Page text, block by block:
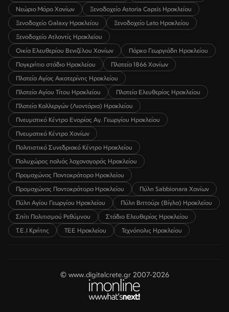
Νεώριο Μόρο Χανίων
Ξενοδοχείο Astoria Capsis Ηρακλείου
Ξενοδοχείο Galaxy Ηρακλείου
Ξενοδοχείο Lato Ηρακλείου
Ξενοδοχείο Ατλαντίς Ηρακλείου
Οικία Ελευθερίου Βενιζέλου Χανίων
Πάρκο Γεωργιάδη Ηρακλείου
Παγκρήτιο στάδιο Ηρακλείου
Πλατεία 1866 Χανίων
Πλατεία Αγίας Αικατερίνης Ηρακλείου
Πλατεία Αγίου Τίτου Ηρακλείου
Πλατεία Ελευθερίας Ηρακλείου
Πλατεία Καλλεργών (Λιοντάρια) Ηρακλείου
Πνευματικό Κέντρο Ενορίας Αγ. Γεωργίου Ηρακλείου
Πνευματικό Κέντρο Χανίων
Πολιτιστικό Συνεδριακό Κέντρο Ηρακλείου
Πολυχώρος παλιάς λαχαναγοράς Ηρακλείου
Προμαχώνας Παντοκράτορα Ηρακλείου
Προμαχώνας Παντοκράτορα Ηρακλείου
Πύλη Sabbionara Χανίων
Πύλη Αγίου Γεωργίου Ηρακλείου
Πύλη Βιττούρι (Βίγλα) Ηρακλείου
Σπίτι Πολιτισμού Ρεθύμνου
Στάδιο Ελευθερίας Ηρακλείου
Τ.Ε.Ι Κρήτης
ΤΕΕ Ηρακλείου Τεχνόπολις Ηρακλείου
© www.digitalcrete.gr 2007-2026